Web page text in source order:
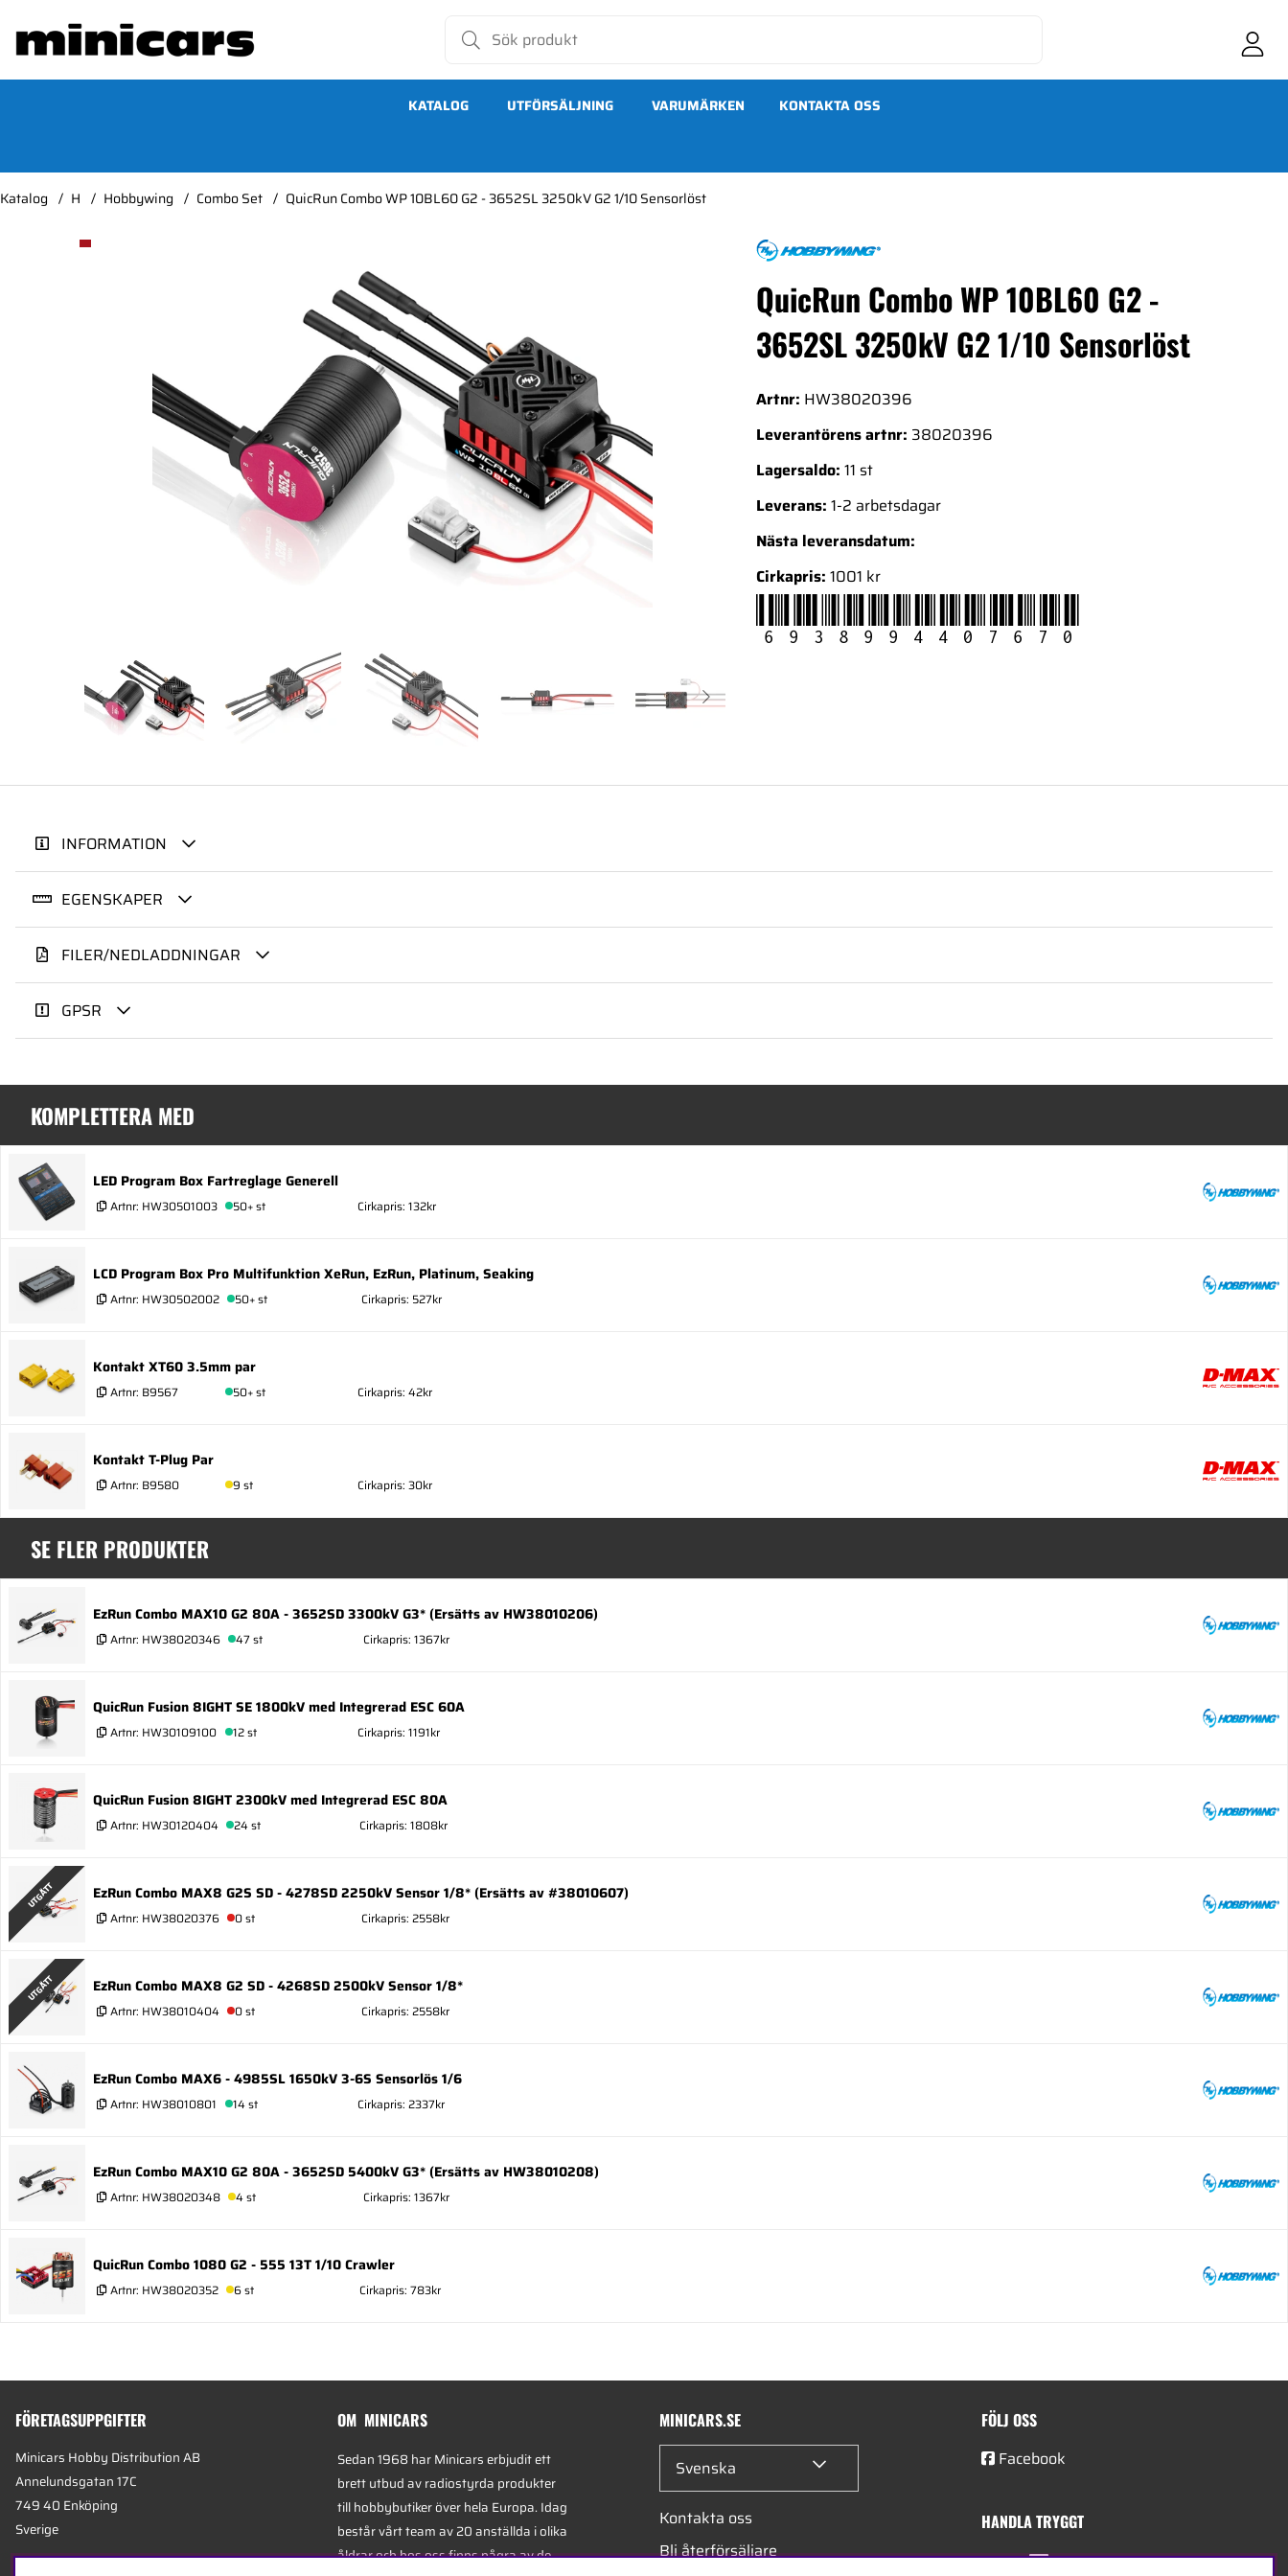
KATALOG UTFÖRSÄLJNING VARUMÄRKEN KONTAKTA OSS
Katalog H Hobbywing Combo Set QuicRun Combo WP 10BL60 G2 - 3652SL 3250kV G2 1/10 Sensorlöst
Produktbilder QuicRun Combo WP 10BL60 G2 - 3652SL 3250kV G2 1/10 Sensorlöst
QuicRun Combo WP 10BL60 G2 -
3652SL 3250kV G2 1/10 Sensorlöst
Artnr: HW38020396
Leverantörens artnr: 38020396
Lagersaldo: 11 st
Leverans: 1-2 arbetsdagar
Nästa leveransdatum:
Cirkapris: 1001 kr
6938994407670
INFORMATION
EGENSKAPER
FILER/NEDLADDNINGAR
GPSR
KOMPLETTERA MED
LED Program Box Fartreglage Generell
Artnr: HW30501003 50+ st Cirkapris: 132kr
LCD Program Box Pro Multifunktion XeRun, EzRun, Platinum, Seaking
Artnr: HW30502002 50+ st Cirkapris: 527kr
Kontakt XT60 3.5mm par
Artnr: B9567 50+ st Cirkapris: 42kr
Kontakt T-Plug Par
Artnr: B9580 9 st Cirkapris: 30kr
SE FLER PRODUKTER
EzRun Combo MAX10 G2 80A - 3652SD 3300kV G3* (Ersätts av HW38010206)
Artnr: HW38020346 47 st Cirkapris: 1367kr
QuicRun Fusion 8IGHT SE 1800kV med Integrerad ESC 60A
Artnr: HW30109100 12 st Cirkapris: 1191kr
QuicRun Fusion 8IGHT 2300kV med Integrerad ESC 80A
Artnr: HW30120404 24 st Cirkapris: 1808kr
UTGÅTT EzRun Combo MAX8 G2S SD - 4278SD 2250kV Sensor 1/8* (Ersätts av #38010607)
Artnr: HW38020376 0 st Cirkapris: 2558kr
UTGÅTT EzRun Combo MAX8 G2 SD - 4268SD 2500kV Sensor 1/8*
Artnr: HW38010404 0 st Cirkapris: 2558kr
EzRun Combo MAX6 - 4985SL 1650kV 3-6S Sensorlös 1/6
Artnr: HW38010801 14 st Cirkapris: 2337kr
EzRun Combo MAX10 G2 80A - 3652SD 5400kV G3* (Ersätts av HW38010208)
Artnr: HW38020348 4 st Cirkapris: 1367kr
QuicRun Combo 1080 G2 - 555 13T 1/10 Crawler
Artnr: HW38020352 6 st Cirkapris: 783kr
FÖRETAGSUPPGIFTER
Minicars Hobby Distribution AB
Annelundsgatan 17C
749 40 Enköping
Sverige
OM MINICARS
Sedan 1968 har Minicars erbjudit ett
brett utbud av radiostyrda produkter
till hobbybutiker över hela Europa. Idag
består vårt team av 20 anställda i olika
åldrar och hos oss finns några av de
MINICARS.SE
Svenska
Kontakta oss
Bli återförsäljare
FÖLJ OSS
Facebook
HANDLA TRYGGT